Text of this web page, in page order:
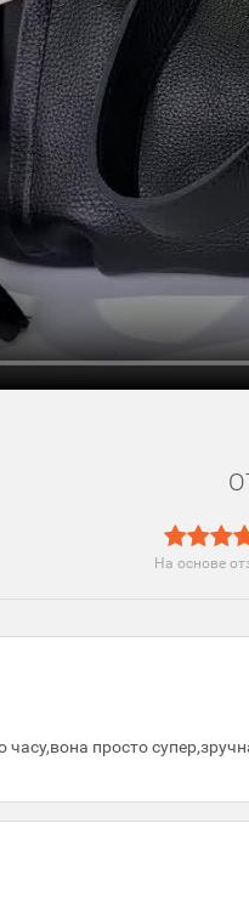
На основе
просто